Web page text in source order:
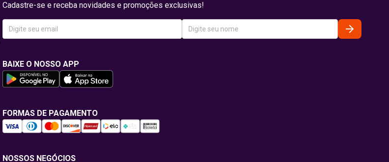
Cadastre-se e receba novidades e promoções exclusivas!
BAIXE O NOSSO APP
FORMAS DE PAGAMENTO
NOSSOS NEGÓCIOS